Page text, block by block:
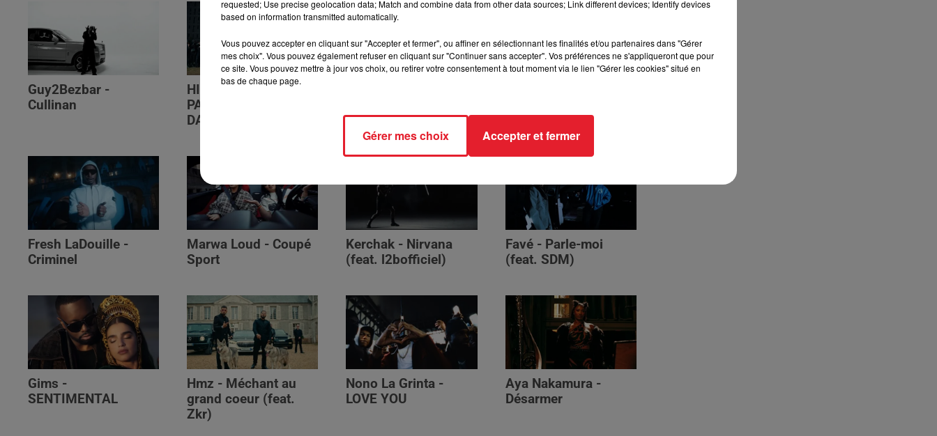
Guy2Bezbar -
Cullinan
HIMRA, NINHO, NO
PAIN NO GAIN -
DANS LE DOS
Gradur & Dadi)
Fresh LaDouille -
Criminel
Marwa Loud - Coupé
Sport
Kerchak - Nirvana
(feat. ‪l2bofficiel‬)
Favé - Parle-moi
(feat. SDM)
Gims -
SENTIMENTAL
Hmz - Méchant au
grand coeur (feat.
Zkr)
Nono La Grinta -
LOVE YOU
Aya Nakamura -
Désarmer
requested; Use precise geolocation data; Match and combine data from other data sources; Link different devices; Identify devices
based on information transmitted automatically.
Vous pouvez accepter en cliquant sur "Accepter et fermer", ou affiner en sélectionnant les finalités et/ou partenaires dans "Gérer
mes choix". Vous pouvez également refuser en cliquant sur "Continuer sans accepter". Vos préférences ne s'appliqueront que pour
ce site. Vous pouvez mettre à jour vos choix, ou retirer votre consentement à tout moment via le lien "Gérer les cookies" situé en
bas de chaque page.
Gérer mes choix Accepter et fermer